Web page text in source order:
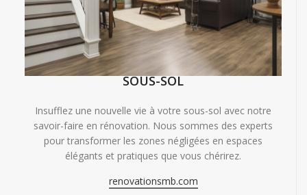
SOUS-SOL
Insufflez une nouvelle vie à votre sous-sol avec notre
savoir-faire en rénovation. Nous sommes des experts
pour transformer les zones négligées en espaces
élégants et pratiques que vous chérirez.
renovationsmb.com